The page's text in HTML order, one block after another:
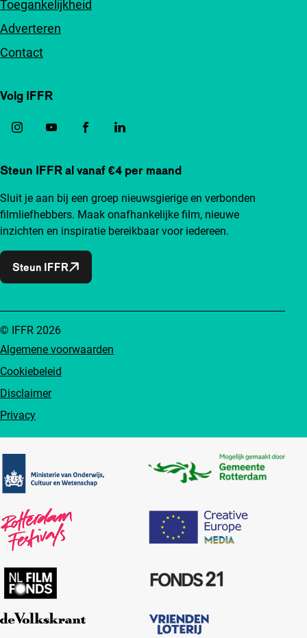
Toegankelijkheid
Adverteren
Contact
Volg IFFR
Steun IFFR al vanaf €4 per maand
Sluit je aan bij een groep nieuwsgierige en verbonden
filmliefhebbers. Maak onafhankelijke film, nieuwe
inzichten en inspiratie bereikbaar voor iedereen.
Steun IFFR
Algemene voorwaarden
Cookiebeleid
Disclaimer
Privacy
© IFFR 2026